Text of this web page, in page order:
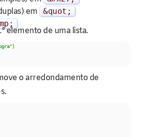
em &quot ;
;
elemento de uma lista.
]
o arredondamento de